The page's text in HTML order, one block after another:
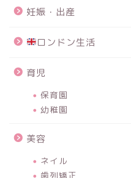
妊娠・出産
ロンドン生活
育児
保育園
幼稚園
美容
ネイル
歯列矯正